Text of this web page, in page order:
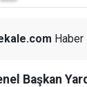
Başkan